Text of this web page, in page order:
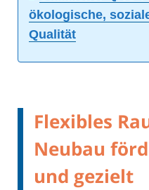
ökologische,
Qualität
Flexibles
Neubau
und gezielt